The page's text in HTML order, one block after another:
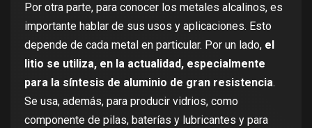
Por otra parte, para conocer los metales alcalinos, es
importante hablar de sus usos y aplicaciones. Esto
depende de cada metal en particular. Por un lado, el
litio se utiliza, en la actualidad, especialmente
para la síntesis de aluminio de gran resistencia.
Se usa, además, para producir vidrios, como
componente de pilas, baterías y lubricantes y para